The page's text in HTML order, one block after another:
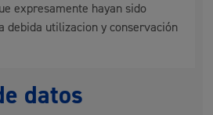
expresamente hayan sido
debida utilizacion y conservación
datos